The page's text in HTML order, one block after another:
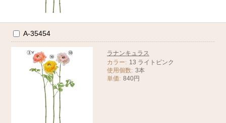
A-35454
ラナンキュラス
カラー: 13 ライトピンク
使用個数: 3本
単価: 840円